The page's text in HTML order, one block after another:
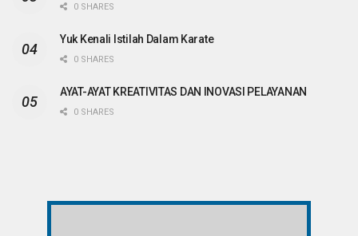
0 SHARES
Yuk Kenali Istilah Dalam Karate
0 SHARES
AYAT-AYAT KREATIVITAS DAN INOVASI PELAYANAN
0 SHARES